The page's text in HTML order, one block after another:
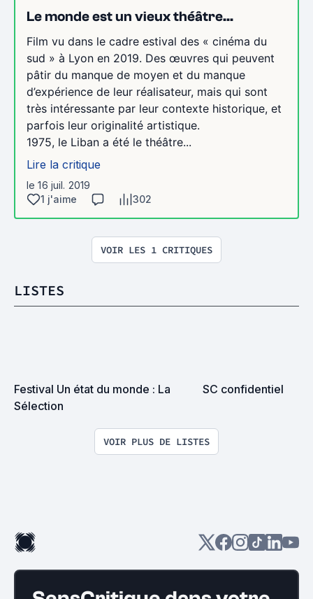
Le monde est un vieux théâtre...
Film vu dans le cadre estival des « cinéma du
sud » à Lyon en 2019. Des œuvres qui peuvent
pâtir du manque de moyen et du manque
d’expérience de leur réalisateur, mais qui sont
très intéressante par leur contexte historique, et
parfois leur originalité artistique.
1975, le Liban a été le théâtre...
Lire la critique
le 16 juil. 2019
1 j'aime
302
VOIR LES 1 CRITIQUES
LISTES
Festival Un état du monde : La
Sélection
SC confidentiel
VOIR PLUS DE LISTES